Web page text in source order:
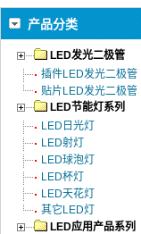
产品分类
LED发光二极管
插件LED发光二极管
贴片LED发光二极管
LED节能灯系列
LED日光灯
LED射灯
LED球泡灯
LED杯灯
LED天花灯
其它LED灯
LED应用产品系列